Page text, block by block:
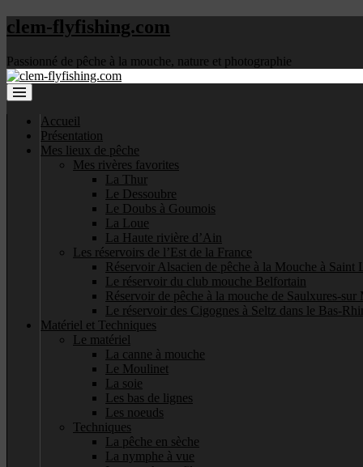
clem-flyfishing.com
Passionné de pêche à la mouche, nature et photographie
Accueil
Présentation
Mes lieux de pêche
Mes rivères favorites
La Thur
Le Dessoubre
Le Doubs à Goumois
La Loue
La Haute rivière d’Ain
Les réservoirs de l’Est de la France
Réservoir Alsacien de pêche à la Mouche à
Le réservoir du club mouche Belfortain
Réservoir de pêche à la mouche de Saulxures-sur
Le réservoir des Cigognes à Seltz dans le Bas-
Matériel et Techniques
Le matériel
La canne à mouche
Le Moulinet
La soie
Les bas de lignes
Les noeuds
Techniques
La pêche en sèche
La nymphe à vue